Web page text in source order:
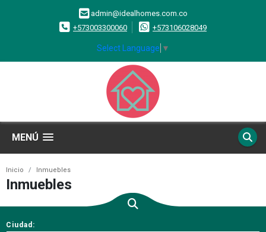
admin@idealhomes.com.co
+573003300060
+573106028049
Select Language ▼
MENÚ
Inicio Inmuebles
Inmuebles
Ciudad: